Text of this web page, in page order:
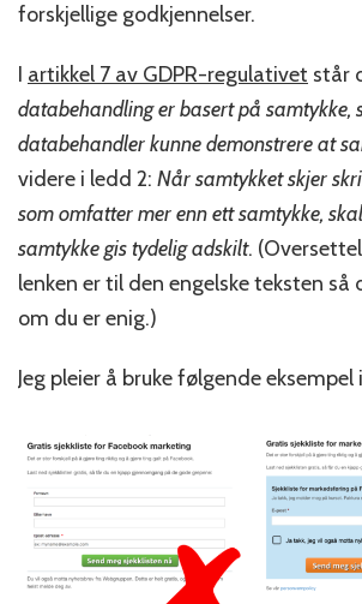
forskjellige godkjennelser.
I artikkel 7 av GDPR-regulativet står
databehandling er basert på samtykke,
databehandler kunne demonstrere at
videre i ledd 2: Når samtykket skjer
som omfatter mer enn ett samtykke,
samtykke gis tydelig adskilt.
lenken er til den engelske teksten så
om du er enig.)
Jeg pleier å bruke følgende eksempel